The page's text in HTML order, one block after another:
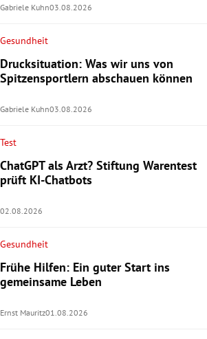
Gabriele Kuhn03.08.2026
Gesundheit
Drucksituation: Was wir uns von
Spitzensportlern abschauen können
Gabriele Kuhn03.08.2026
Test
ChatGPT als Arzt? Stiftung Warentest
prüft KI-Chatbots
02.08.2026
Gesundheit
Frühe Hilfen: Ein guter Start ins
gemeinsame Leben
Ernst Mauritz01.08.2026